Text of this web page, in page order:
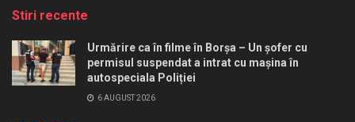
Stiri recente
Urmărire ca în filme în Borșa – Un șofer cu
permisul suspendat a intrat cu mașina în
autospeciala Poliției
6 AUGUST 2026